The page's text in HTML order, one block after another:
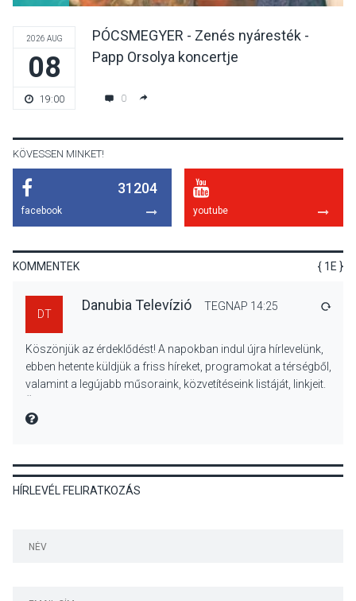
TERMÉSZETI KÖRNYEZET
Különleges csillagles lesz
Tahitótfaluban a Bodor
KULTÚRA 2026 AUG 06
Színek, közösség és
2026 AUG
08
19:00
PÓCSMEGYER - Zenés nyáresték -
Papp Orsolya koncertje
0
KÖVESSEN MINKET!
31204
facebook youtube
KOMMENTEK { 1E }
DT
Danubia Televízió TEGNAP 14:25
Köszönjük az érdeklődést! A napokban indul újra hírlevelünk,
ebben hetente küldjük a friss híreket, programokat a térségből,
valamint a legújabb műsoraink, közvetítéseink listáját, linkjeit.
MIRE MONDTA
HÍRLEVÉL FELIRATKOZÁS